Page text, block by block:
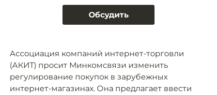
Обсудить
Ассоциация компаний интернет-торговли
(АКИТ) просит Минкомсвязи изменить
регулирование покупок в зарубежных
интернет-магазинах. Она предлагает ввести